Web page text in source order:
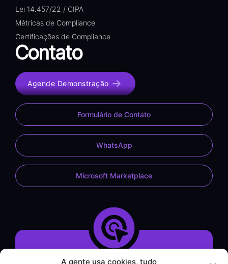
A gente usa cookies, tudo
Lei 14.457/22 / CIPA
Métricas de Compliance
Certificações de Compliance
Contato
Agende Demonstração
Formulário de Contato
WhatsApp
Microsoft Marketplace